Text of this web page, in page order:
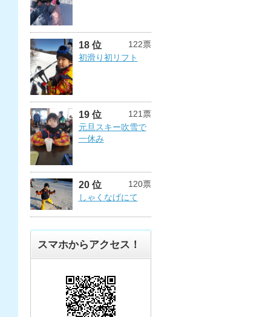
18 位
122票
初滑り初リフト
19 位
121票
元旦スキー吹雪で
一休み
20 位
120票
しゃくなげにて
スマホからアクセス！